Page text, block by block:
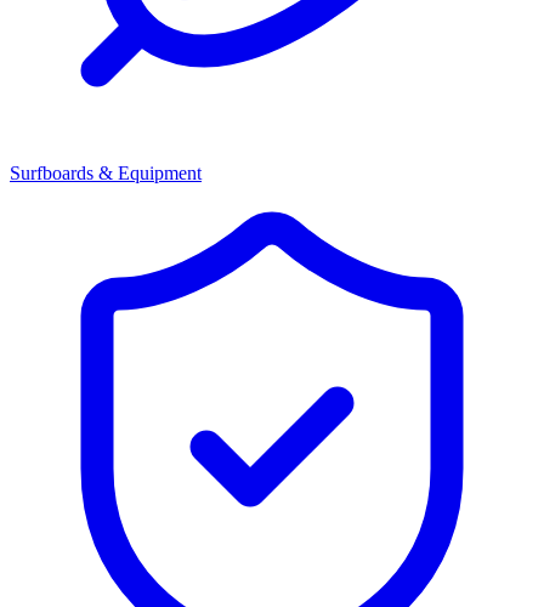
Surfboards & Equipment